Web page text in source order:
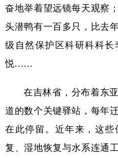
法律 中央文件
食品 人居
学术中国
旅游
彩票 娱乐
公益 一带一路
文化产业
奋地举着望远镜每天观察
头潜鸭有一百多只，比去
级自然保护区科研科科
悦……
在吉林省，分布着东
道的数个关键驿站，每年
在此停留。近年来，这
复、湿地恢复与水系连通